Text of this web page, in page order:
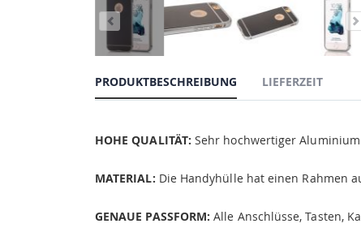
PRODUKTBESCHREIBUNG
HOHE QUALITÄT: Sehr hochwertiger
MATERIAL: Die Handyhülle hat einen Rahmen
GENAUE PASSFORM: Alle Anschlüsse, Tasten,
LIEFERZEIT